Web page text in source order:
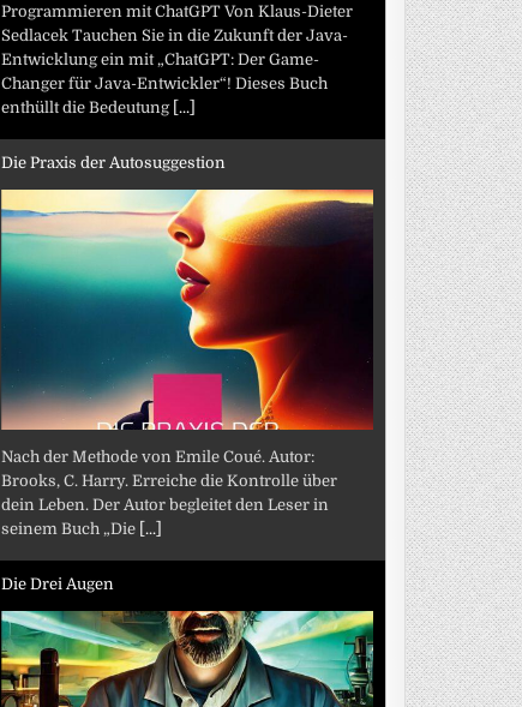
Programmieren mit ChatGPT Von Klaus-Dieter
Sedlacek Tauchen Sie in die Zukunft der Java-
Entwicklung ein mit „ChatGPT: Der Game-
Changer für Java-Entwickler“! Dieses Buch
enthüllt die Bedeutung [...]
Die Praxis der Autosuggestion
Nach der Methode von Emile Coué. Autor:
Brooks, C. Harry. Erreiche die Kontrolle über
dein Leben. Der Autor begleitet den Leser in
seinem Buch „Die [...]
Die Drei Augen